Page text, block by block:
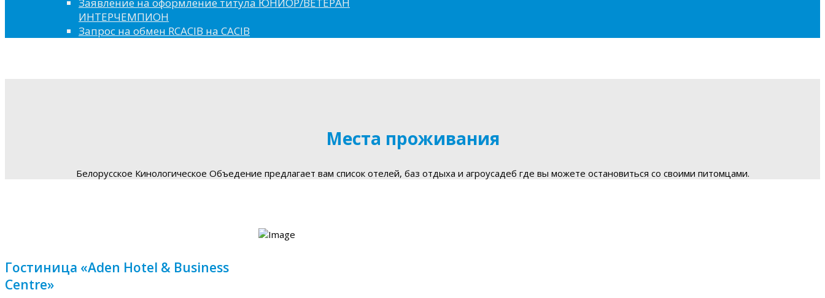
ИНТЕРЧЕМПИОН
Запрос на обмен RCACIB на CACIB
Места проживания
Белорусское Кинологическое Объедение предлагает вам список отелей, баз отдыха и агроусадеб где вы можете остановиться со своими питомцами.
Гостиница «Aden Hotel & Business
Centre»